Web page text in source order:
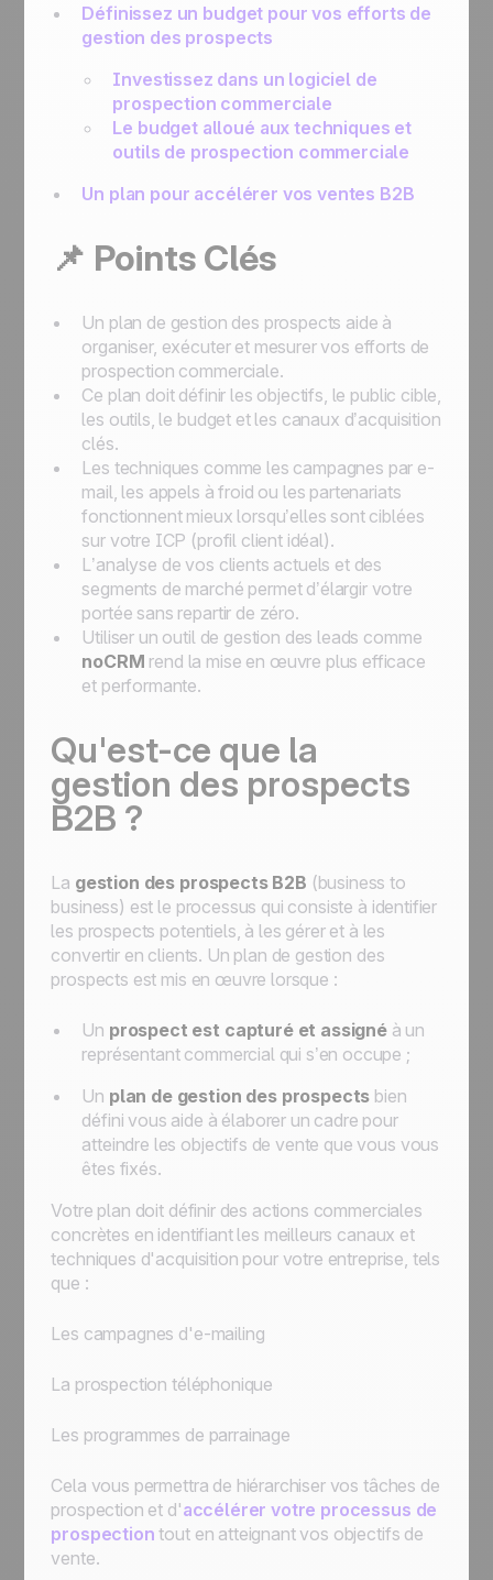
Définissez un budget pour vos efforts de
gestion des prospects
Investissez dans un logiciel de
prospection commerciale
Le budget alloué aux techniques et
outils de prospection commerciale
Un plan pour accélérer vos ventes B2B
📌 Points Clés
Un plan de gestion des prospects aide à
organiser, exécuter et mesurer vos efforts de
prospection commerciale.
Ce plan doit définir les objectifs, le public cible,
les outils, le budget et les canaux d’acquisition
clés.
Les techniques comme les campagnes par e-
mail, les appels à froid ou les partenariats
fonctionnent mieux lorsqu’elles sont ciblées
sur votre ICP (profil client idéal).
L’analyse de vos clients actuels et des
segments de marché permet d’élargir votre
portée sans repartir de zéro.
Utiliser un outil de gestion des leads comme
noCRM rend la mise en œuvre plus efficace
et performante.
Qu'est-ce que la
gestion des prospects
B2B ?
La gestion des prospects B2B (business to
business) est le processus qui consiste à identifier
les prospects potentiels, à les gérer et à les
convertir en clients. Un plan de gestion des
prospects est mis en œuvre lorsque :
Un prospect est capturé et assignéà un
représentant commercial qui s’en occupe ;
Un plan de gestion des prospects bien
défini vous aide à élaborer un cadre pour
atteindre les objectifs de vente que vous vous
êtes fixés.
Votre plan doit définir des actions commerciales
concrètes en identifiant les meilleurs canaux et
techniques d'acquisition pour votre entreprise, tels
que :
Les campagnes d'e-mailing
La prospection téléphonique
Les programmes de parrainage
Cela vous permettra de hiérarchiser vos tâches de
prospection et d'accélérer votre processus de
prospection tout en atteignant vos objectifs de
vente.